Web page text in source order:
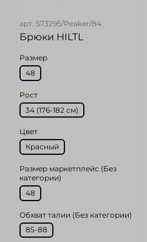
арт. S73295/Peaker/84
Брюки HILTL
Размер
48
Рост
34 (176-182 см)
Цвет
Красный
Размер маркетплейс (Без
категории)
48
Обхват талии (Без категории)
85-88